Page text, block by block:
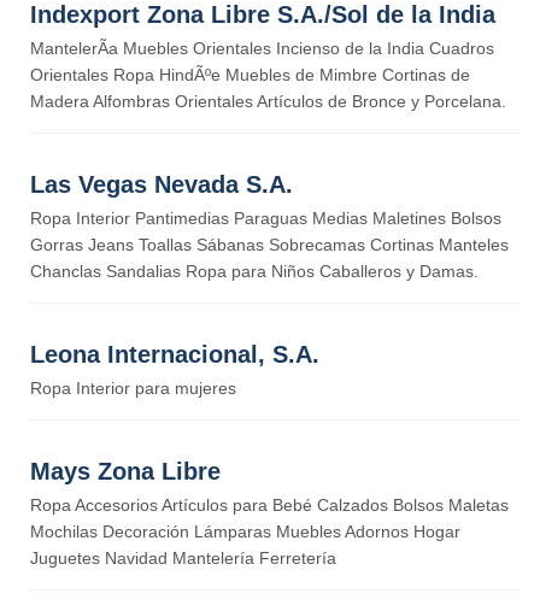
Indexport Zona Libre S.A./Sol de la India
MantelerÃ­a Muebles Orientales Incienso de la India Cuadros
Orientales Ropa HindÃºe Muebles de Mimbre Cortinas de
Madera Alfombras Orientales Artículos de Bronce y Porcelana.
Las Vegas Nevada S.A.
Ropa Interior Pantimedias Paraguas Medias Maletines Bolsos
Gorras Jeans Toallas Sábanas Sobrecamas Cortinas Manteles
Chanclas Sandalias Ropa para Niños Caballeros y Damas.
Leona Internacional, S.A.
Ropa Interior para mujeres
Mays Zona Libre
Ropa Accesorios Artículos para Bebé Calzados Bolsos Maletas
Mochilas Decoración Lámparas Muebles Adornos Hogar
Juguetes Navidad Mantelería Ferretería